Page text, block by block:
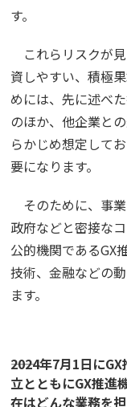
す。
これらリスクが
資しやすい、積極
めには、先に述べ
のほか、他企業と
らかじめ想定して
要になります。
そのために、事
政府などと密接な
公的機関であるGX
技術、金融などの
ます。
――2024年7月1日に
立とともにGX推進
在はどんな業務を